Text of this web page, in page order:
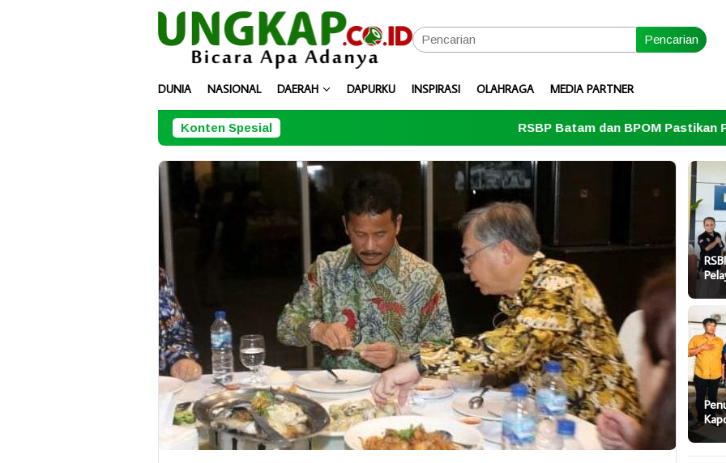
Pencarian
DUNIA NASIONAL DAERAH DAPURKU INSPIRASI OLAHRAGA MEDIA PARTNER
Konten Spesial RSBP Batam dan BPOM Pastikan Pelayanan dan